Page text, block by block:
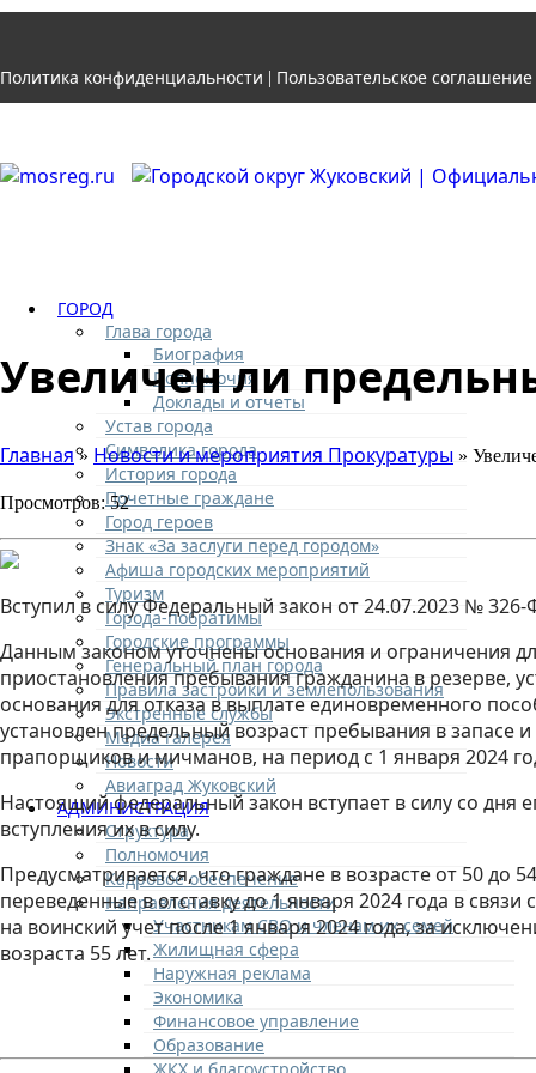
Политика конфиденциальности | Пользовательское соглашение
ГОРОД
Глава города
Биография
Полномочия
Доклады и отчеты
Устав города
Символика города
История города
Почетные граждане
Город героев
Знак «За заслуги перед городом»
Афиша городских мероприятий
Туризм
Города-побратимы
Городские программы
Генеральный план города
Правила застройки и землепользования
Экстренные службы
Медиа галерея
Новости
Авиаград Жуковский
АДМИНИСТРАЦИЯ
Структура
Полномочия
Кадровое обеспечение
Направления деятельности
Участникам СВО и членам их семей
Жилищная сфера
Наружная реклама
Экономика
Финансовое управление
Образование
ЖКХ и благоустройство
Увеличен ли
Главная» Новости и мероприятия Прокуратуры »
Просмотров: 52
Вступил в силу Федеральный закон от 24.07.2023 №
Данным законом уточнены основания и ограничения
приостановления пребывания гражданина в резерве,
основания для отказа в выплате единовременного
установлен предельный возраст пребывания в
прапорщиков и мичманов, на период с 1 января 2024
Настоящий федеральный закон вступает в силу со
вступления их в силу.
Предусматривается, что граждане в возрасте от 50
переведенные в отставку до 1 января 2024 года в
на воинский учет после 1 января 2024 года, за
возраста 55 лет.